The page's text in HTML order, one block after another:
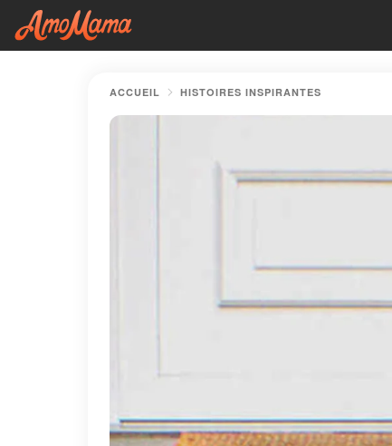
ACCUEIL HISTOIRES INSPIRANTES